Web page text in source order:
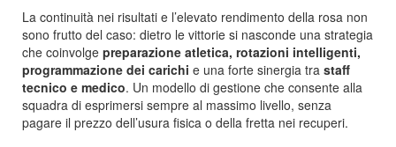
La continuità nei risultati e l’elevato rendimento della rosa non
sono frutto del caso: dietro le vittorie si nasconde una strategia
che coinvolge preparazione atletica, rotazioni intelligenti,
programmazione dei carichi e una forte sinergia tra staff
tecnico e medico. Un modello di gestione che consente alla
squadra di esprimersi sempre al massimo livello, senza
pagare il prezzo dell’usura fisica o della fretta nei recuperi.